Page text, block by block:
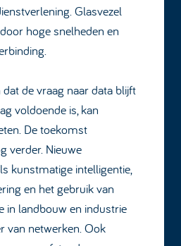
Glasvezel
hoge snelheden en
dat de vraag naar data blijft
voldoende is, kan
De toekomst
verder. Nieuwe
kunstmatige intelligentie,
en het gebruik van
in landbouw en industrie
van netwerken. Ook